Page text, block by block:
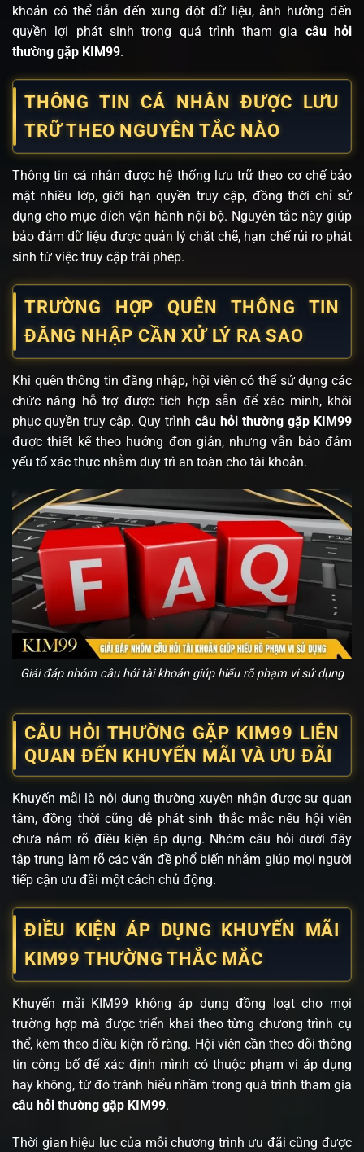
khoản có thể dẫn đến xung đột dữ liệu, ảnh hưởng đến
quyền lợi phát sinh trong quá trình tham gia câu hỏi
thường gặp KIM99.
THÔNG TIN CÁ NHÂN ĐƯỢC LƯU
TRỮ THEO NGUYÊN TẮC NÀO
Thông tin cá nhân được hệ thống lưu trữ theo cơ chế bảo
mật nhiều lớp, giới hạn quyền truy cập, đồng thời chỉ sử
dụng cho mục đích vận hành nội bộ. Nguyên tắc này giúp
bảo đảm dữ liệu được quản lý chặt chẽ, hạn chế rủi ro phát
sinh từ việc truy cập trái phép.
TRƯỜNG HỢP QUÊN THÔNG TIN
ĐĂNG NHẬP CẦN XỬ LÝ RA SAO
Khi quên thông tin đăng nhập, hội viên có thể sử dụng các
chức năng hỗ trợ được tích hợp sẵn để xác minh, khôi
phục quyền truy cập. Quy trình câu hỏi thường gặp KIM99
được thiết kế theo hướng đơn giản, nhưng vẫn bảo đảm
yếu tố xác thực nhằm duy trì an toàn cho tài khoản.
Giải đáp nhóm câu hỏi tài khoản giúp hiểu rõ phạm vi sử dụng
CÂU HỎI THƯỜNG GẶP KIM99 LIÊN
QUAN ĐẾN KHUYẾN MÃI VÀ ƯU ĐÃI
Khuyến mãi là nội dung thường xuyên nhận được sự quan
tâm, đồng thời cũng dễ phát sinh thắc mắc nếu hội viên
chưa nắm rõ điều kiện áp dụng. Nhóm câu hỏi dưới đây
tập trung làm rõ các vấn đề phổ biến nhằm giúp mọi người
tiếp cận ưu đãi một cách chủ động.
ĐIỀU KIỆN ÁP DỤNG KHUYẾN MÃI
KIM99 THƯỜNG THẮC MẮC
Khuyến mãi KIM99 không áp dụng đồng loạt cho mọi
trường hợp mà được triển khai theo từng chương trình cụ
thể, kèm theo điều kiện rõ ràng. Hội viên cần theo dõi thông
tin công bố để xác định mình có thuộc phạm vi áp dụng
hay không, từ đó tránh hiểu nhầm trong quá trình tham gia
câu hỏi thường gặp KIM99.
Thời gian hiệu lực của mỗi chương trình ưu đãi cũng được